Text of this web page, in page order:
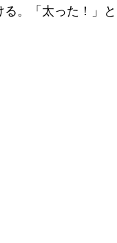
。「太った！」と